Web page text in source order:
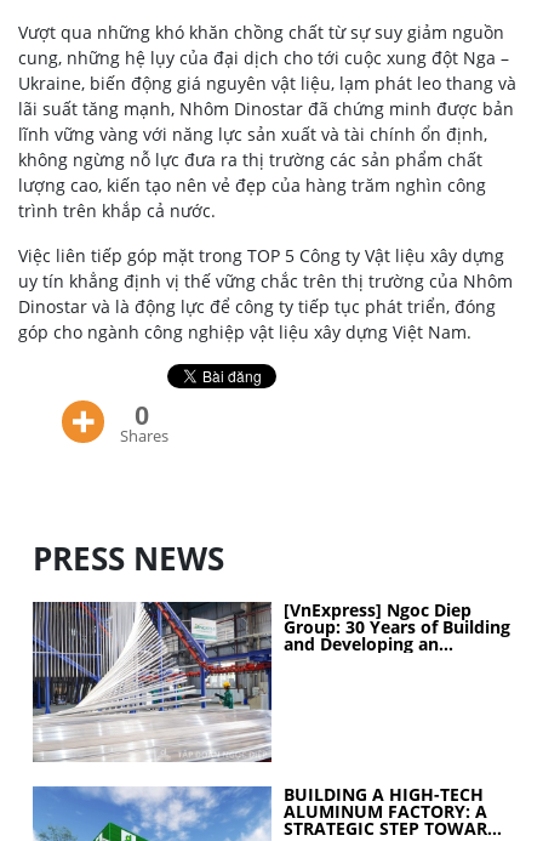
Vượt qua những khó khăn chồng chất từ sự suy giảm nguồn
cung, những hệ lụy của đại dịch cho tới cuộc xung đột Nga –
Ukraine, biến động giá nguyên vật liệu, lạm phát leo thang và
lãi suất tăng mạnh, Nhôm Dinostar đã chứng minh được bản
lĩnh vững vàng với năng lực sản xuất và tài chính ổn định,
không ngừng nỗ lực đưa ra thị trường các sản phẩm chất
lượng cao, kiến tạo nên vẻ đẹp của hàng trăm nghìn công
trình trên khắp cả nước.
Việc liên tiếp góp mặt trong TOP 5 Công ty Vật liệu xây dựng
uy tín khẳng định vị thế vững chắc trên thị trường của Nhôm
Dinostar và là động lực để công ty tiếp tục phát triển, đóng
góp cho ngành công nghiệp vật liệu xây dựng Việt Nam.
0
Shares
PRESS NEWS
[VnExpress] Ngoc Diep
Group: 30 Years of Building
and Developing an
Industrial Ecosystem
BUILDING A HIGH-TECH
ALUMINUM FACTORY: A
STRATEGIC STEP TOWARD